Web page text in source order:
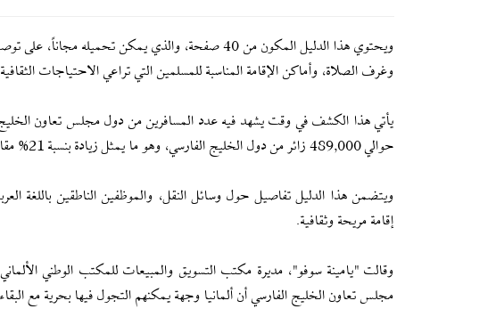
ويحتوي هذا الدليل المكون من 40 صفحة، والذي يمكن
وغرف الصلاة، وأماكن الإقامة المناسبة للمسلمين التي تراعي الاحتياجات
حوالي 489,000 زائر من دول الخليج الفارسي، وهو ما يمثل زيادة بنسبة 21% مقارنة بعام 2022 م.
ويتضمن هذا الدليل تفاصيل حول وسائل النقل، والموظفين الناطقين باللغة
إقامة مريحة وثقافية.
وقالت "يامينة سوفو"، مديرة مكتب التسويق والمبيعات للمكتب الوطني
مجلس تعاون الخليج الفارسي أن ألمانيا وجهة يمكنهم التجول فيها بحرية مع